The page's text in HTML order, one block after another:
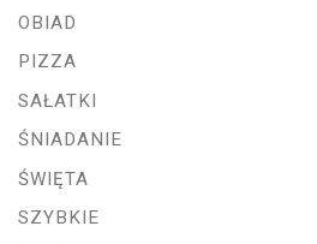
OBIAD
PIZZA
SAŁATKI
ŚNIADANIE
ŚWIĘTA
SZYBKIE